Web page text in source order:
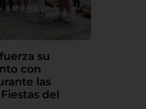
su
con
las
del